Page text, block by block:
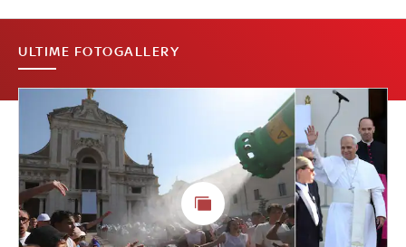
ULTIME FOTOGALLERY